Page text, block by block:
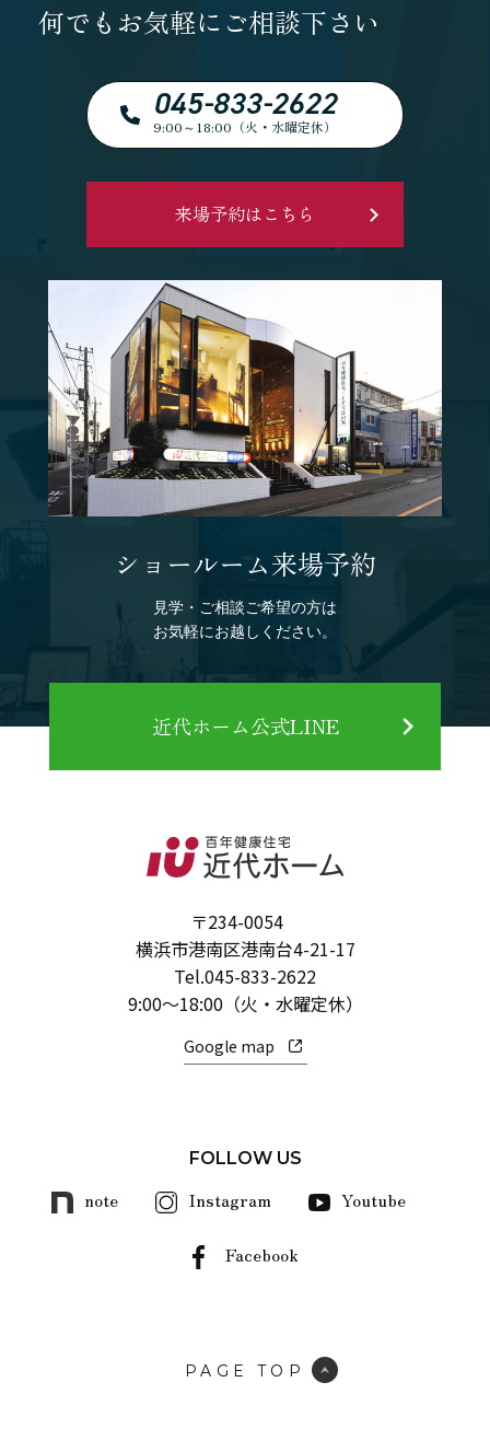
何でもお気軽にご相談下さい
045-833-2622
9:00～18:00（火・水曜定休）
来場予約はこちら
ショールーム来場予約
見学・ご相談ご希望の方は
お気軽にお越しください。
近代ホーム公式LINE
〒234-0054
横浜市港南区港南台4-21-17
Tel.045-833-2622
9:00～18:00（火・水曜定休）
Google map
FOLLOW US
note Instagram Youtube
Facebook
PAGE TOP